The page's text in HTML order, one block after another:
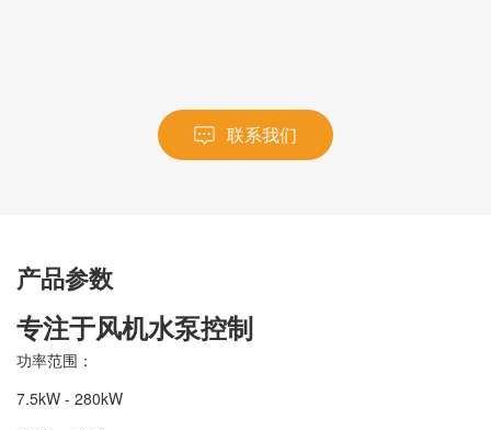
联系我们
产品参数
专注于风机水泵控制
功率范围：
7.5kW - 280kW